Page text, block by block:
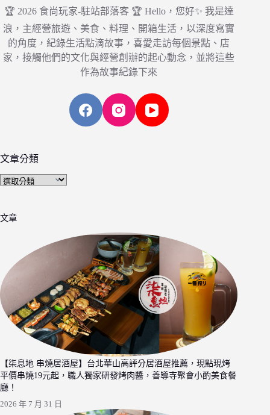
🏆 2026 食尚玩家-駐站部落客 🏆 Hello，您好✨ 我是達
浪，主經營旅遊、美食、料理、開箱生活，以深度寫實
的角度，紀錄生活點滴故事，喜愛走訪每個景點、店
家，接觸他們的文化與經營創辦的起心動念，並將這些
作為故事紀錄下來
文章分類
文
類
文章
【柒息地 串燒居酒屋】台北華山高評分居酒屋推薦，現點現烤
平價串燒19元起，職人獨家研發烤肉醬，善導寺聚會小酌美食餐
廳！
2026 年 7 月 31 日